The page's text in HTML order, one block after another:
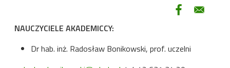
NAUCZYCIELE AKADEMICCY:
Dr hab. inż. Radosław Bonikowski, prof. uczelni